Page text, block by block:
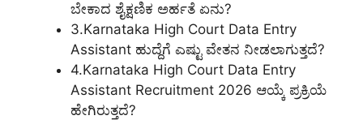
ಬೇಕಾದ ಶೈಕ್ಷಣಿಕ ಅರ್ಹತೆ ಏನು?
3.Karnataka High Court Data Entry
Assistant ಹುದ್ದೆಗೆ ಎಷ್ಟು ವೇತನ ನೀಡಲಾಗುತ್ತದೆ?
4.Karnataka High Court Data Entry
Assistant Recruitment 2026 ಆಯ್ಕೆ ಪ್ರಕ್ರಿಯೆ
ಹೇಗಿರುತ್ತದೆ?